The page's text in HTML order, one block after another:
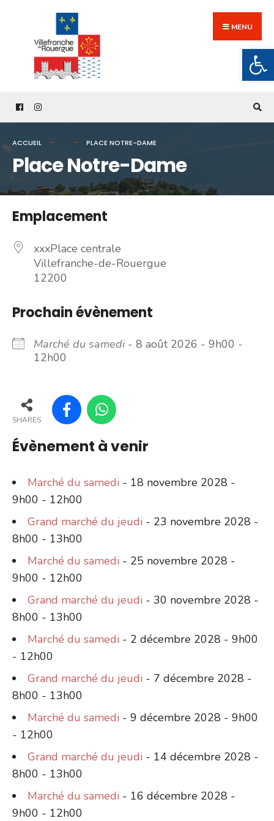
content
MENU
ACCUEIL PLACE NOTRE-DAME
Place Notre-Dame
Emplacement
xxxPlace centrale
Villefranche-de-Rouergue
12200
Prochain évènement
Marché du samedi - 8 août 2026 - 9h00 -
12h00
SHARES
Évènement à venir
Marché du samedi - 18 novembre 2028 -
9h00 - 12h00
Grand marché du jeudi - 23 novembre 2028 -
8h00 - 13h00
Marché du samedi - 25 novembre 2028 -
9h00 - 12h00
Grand marché du jeudi - 30 novembre 2028 -
8h00 - 13h00
Marché du samedi - 2 décembre 2028 - 9h00
- 12h00
Grand marché du jeudi - 7 décembre 2028 -
8h00 - 13h00
Marché du samedi - 9 décembre 2028 - 9h00
- 12h00
Grand marché du jeudi - 14 décembre 2028 -
8h00 - 13h00
Marché du samedi - 16 décembre 2028 -
9h00 - 12h00